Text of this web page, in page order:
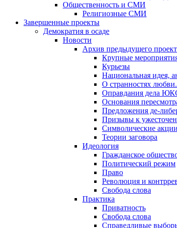
Общественность и СМИ
Религиозные СМИ
Завершенные проекты
Демократия в осаде
Новости
Архив предыдущего
Крупные
Курьезы
Национальная идея,
О странностях
Оправдания дела
Основания
Предложения де-
Призывы к
Символические акции
Теории заговора
Идеология
Гражданское
Политический режим
Право
Революция и
Свобода слова
Практика
Приватность
Свобода слова
Справедливые